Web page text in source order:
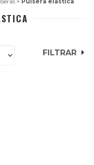
FILTRAR